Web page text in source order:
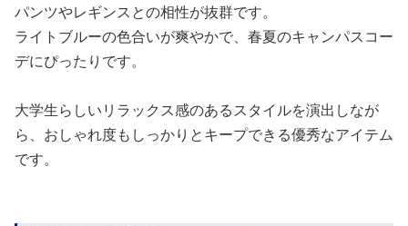
パンツやレギンスとの相性が抜群です。
ライトブルーの色合いが爽やかで、春夏のキャンパスコー
デにぴったりです。
大学生らしいリラックス感のあるスタイルを演出しなが
ら、おしゃれ度もしっかりとキープできる優秀なアイテム
です。